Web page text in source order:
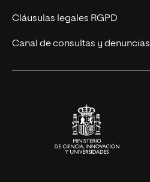
UNIR Revista
Eventos
Cláusulas legales RGPD
Canal de consultas y denuncias